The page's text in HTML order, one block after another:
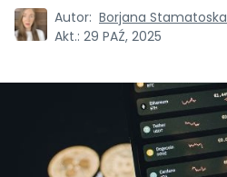
Autor: Borjana Stamatoska
Akt.: 29 PAŹ, 2025